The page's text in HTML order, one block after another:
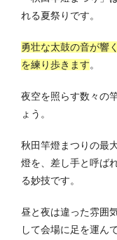
れる夏祭りです。
勇壮な太鼓の音が響
を練り歩きます。
夜空を照らす数々の
ょう。
秋田竿燈まつりの最
燈を、差し手と呼ば
る妙技です。
昼と夜は違った雰囲
して会場に足を運ん